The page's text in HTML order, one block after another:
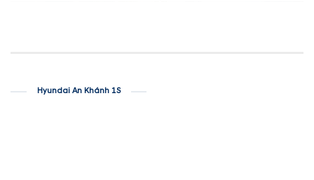
Hyundai An Khánh 1S